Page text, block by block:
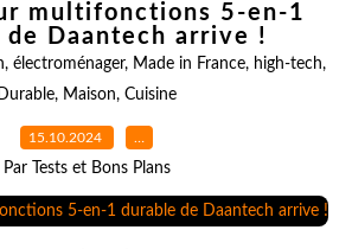
multifonctions 5-en-1
de Daantech arrive !
, électroménager, Made in France, high-tech,
Durable, Maison, Cuisine
15.10.2024 …
Par Tests et Bons Plans